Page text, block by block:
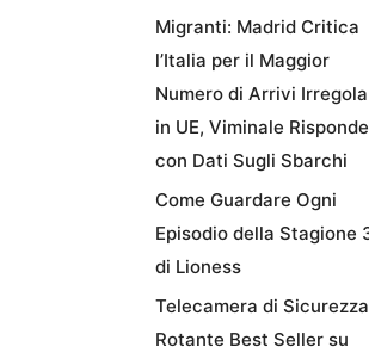
Migranti: Madrid Critica
l’Italia per il Maggior
Numero di Arrivi
in UE, Viminale Risponde
con Dati Sugli Sbarchi
Come Guardare Ogni
Episodio della Stagione
di Lioness
Telecamera di Sicurezza
Rotante Best Seller su